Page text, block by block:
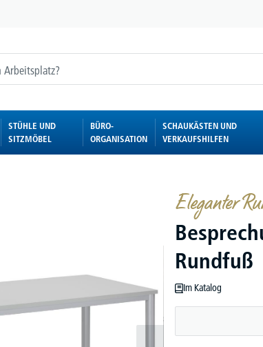
STÜHLE UND
SITZMÖBEL
BÜRO-
ORGANISATION
SCHAUKÄSTEN UND
VERKAUFSHILFEN
Eleganter
Rundfuß
Im Katalog